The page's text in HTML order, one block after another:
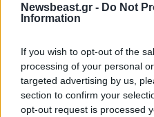
Newsbeast.gr - Do Not
Information
If you wish to opt-out of the
processing of your personal
targeted advertising by us,
section to confirm your
opt-out request is processed
Σημείο – κλειδί για τη
περιοχές όπου υπάρχουν
Καμπάς υπογραμμίζει την
βελτίωσης των
Ανατολική Μακεδονία